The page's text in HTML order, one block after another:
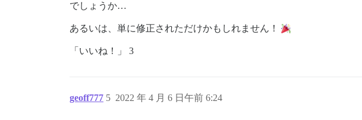
でしょうか…
あるいは、単に修正されただけかもしれません！
「いいね！」 3
geoff777 2022 年 4 月 6 日午前 6:24
5